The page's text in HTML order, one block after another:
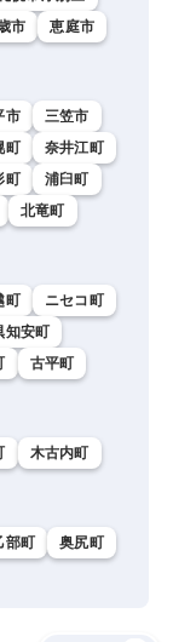
市
恵庭市
市
三笠市
町
奈井江町
町
浦臼町
北竜町
町
ニセコ町
知安町
古平町
木古内町
部町
奥尻町